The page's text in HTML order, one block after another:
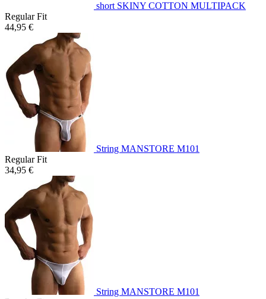
short SKINY COTTON MULTIPACK
Regular Fit
44,95 €
String MANSTORE M101
Regular Fit
34,95 €
String MANSTORE M101